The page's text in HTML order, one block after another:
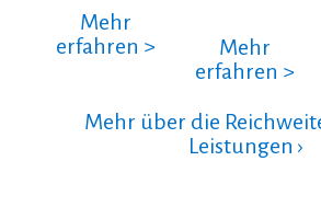
Mehr
erfahren >
Mehr
erfahren >
Mehr über die
Leistungen ›